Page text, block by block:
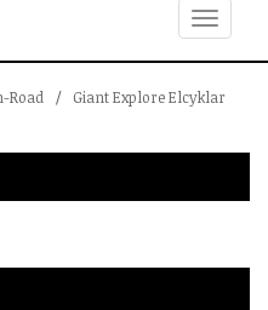
Toggle
navigation
Road /
Giant Explore Elcyklar